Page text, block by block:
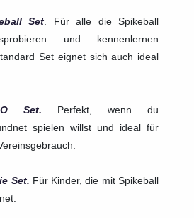
Set . Für alle die Spikeball
und kennenlernen
Set eignet sich auch ideal
Set. Perfekt, wenn du
spielen willst und ideal für
Set. Für Kinder, die mit Spikeball